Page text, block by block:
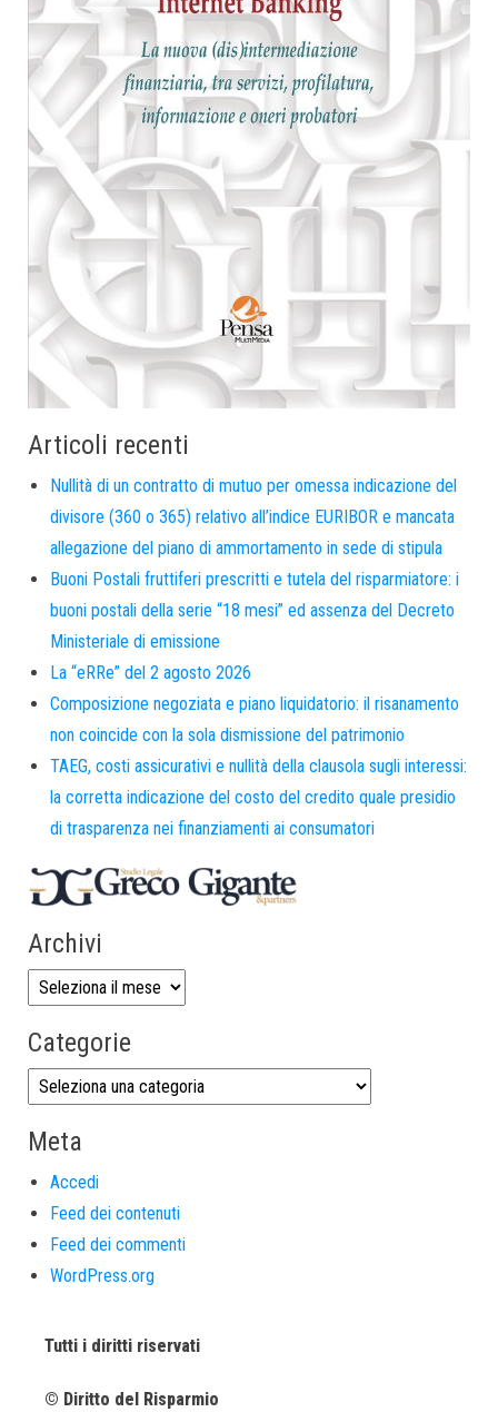
Articoli recenti
Nullità di un contratto di mutuo per omessa indicazione del
divisore (360 o 365) relativo all’indice EURIBOR e mancata
allegazione del piano di ammortamento in sede di stipula
Buoni Postali fruttiferi prescritti e tutela del risparmiatore: i
buoni postali della serie “18 mesi” ed assenza del Decreto
Ministeriale di emissione
La “eRRe” del 2 agosto 2026
Composizione negoziata e piano liquidatorio: il risanamento
non coincide con la sola dismissione del patrimonio
TAEG, costi assicurativi e nullità della clausola sugli interessi:
la corretta indicazione del costo del credito quale presidio
di trasparenza nei finanziamenti ai consumatori
Archivi
Categorie
Meta
Accedi
Feed dei contenuti
Feed dei commenti
WordPress.org
Tutti i diritti riservati
© Diritto del Risparmio